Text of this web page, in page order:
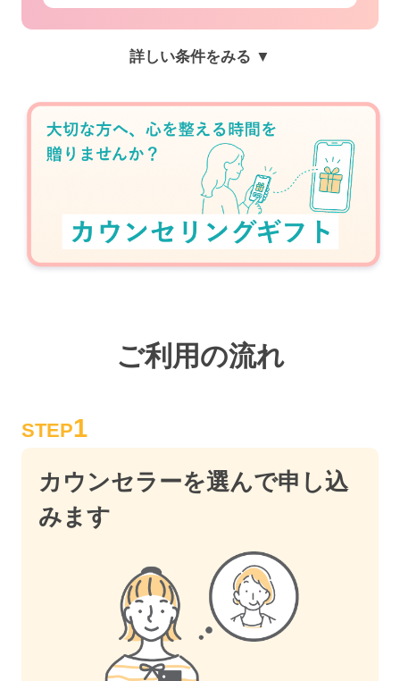
詳しい条件をみる ▼
ご利用の流れ
STEP1
カウンセラーを選んで申し込
みます